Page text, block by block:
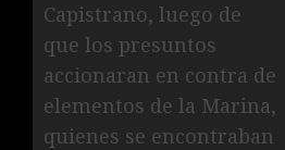
Capistrano, luego de
que los presuntos
accionaran en contra de
elementos de la Marina,
quienes se encontraban